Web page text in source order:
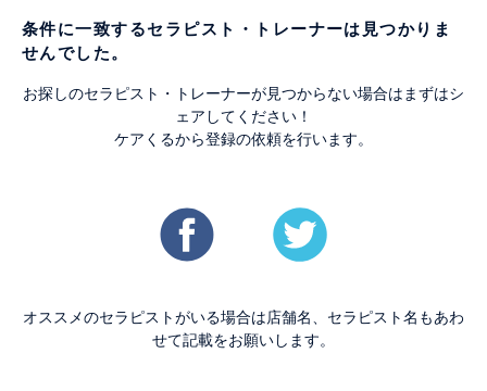
条件に一致するセラピスト・トレーナーは見つかりま
せんでした。
お探しのセラピスト・トレーナーが見つからない場合はまずはシ
ェアしてください！
ケアくるから登録の依頼を行います。
オススメのセラピストがいる場合は店舗名、セラピスト名もあわ
せて記載をお願いします。